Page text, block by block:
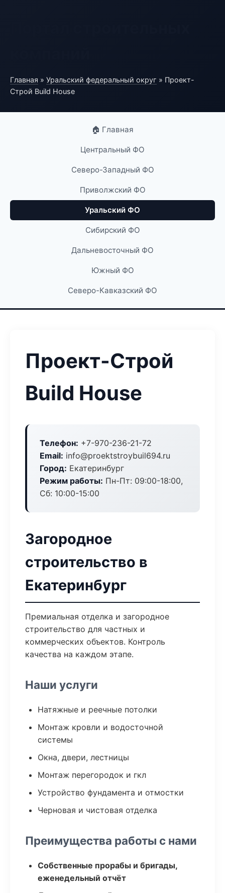
Главная » Уральский федеральный округ » Проект-
Строй Build House
🏠 Главная
Центральный ФО
Северо-Западный ФО
Приволжский ФО
Уральский ФО
Сибирский ФО
Дальневосточный ФО
Южный ФО
Северо-Кавказский ФО
Проект-Строй
Build House
Телефон: +7-970-236-21-72
Email: info@proektstroybuil694.ru
Город: Екатеринбург
Режим работы: Пн-Пт: 09:00-18:00,
Сб: 10:00-15:00
Загородное
строительство в
Екатеринбург
Премиальная отделка и загородное
строительство для частных и
коммерческих объектов. Контроль
качества на каждом этапе.
Наши услуги
Натяжные и реечные потолки
Монтаж кровли и водосточной
системы
Окна, двери, лестницы
Монтаж перегородок и гкл
Устройство фундамента и отмостки
Черновая и чистовая отделка
Преимущества работы с нами
Собственные прорабы и бригады,
еженедельный отчёт